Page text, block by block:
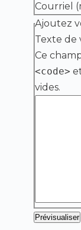
Courriel
Ajoutez
Texte de
Ce
<code>
vides.